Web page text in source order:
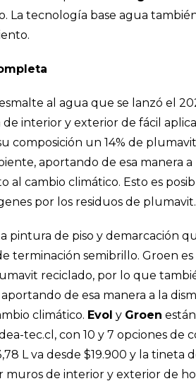
La tecnología base agua
al agua que se lanzó el
de interior y exterior de fácil
composición un 14% de
aportando de esa manera
al cambio climático. Esto es
por los residuos de plumavit.
pintura de piso y demarcación
terminación semibrillo. Groen
reciclado, por lo que
de esa manera a la
climático. Evol y Groen
tec.cl, con 10 y 7 opciones de
L va desde $19.900 y la tineta
muros de interior y exterior de